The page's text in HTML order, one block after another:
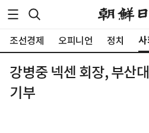
조선경제 오피니언 정치 사
강병중 넥센 회장, 부산
기부